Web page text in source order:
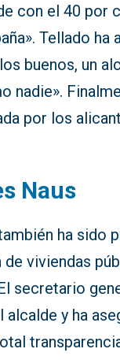
con el 40 por
Tellado ha
buenos, un
nadie».
por los
Naus
ha sido
viviendas
secretario
y ha